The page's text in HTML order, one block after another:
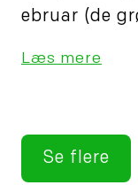
ebruar (de
Læs mere
Se flere